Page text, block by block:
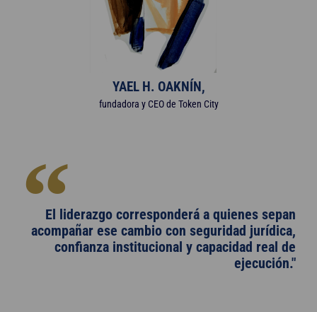
YAEL H. OAKNÍN,
fundadora y CEO de Token City
El liderazgo corresponderá a quienes sepan
acompañar ese cambio con seguridad jurídica,
confianza institucional y capacidad real de
ejecución."